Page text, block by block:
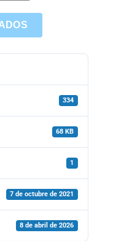
334
68 KB
1
7 de octubre de 2021
8 de abril de 2026